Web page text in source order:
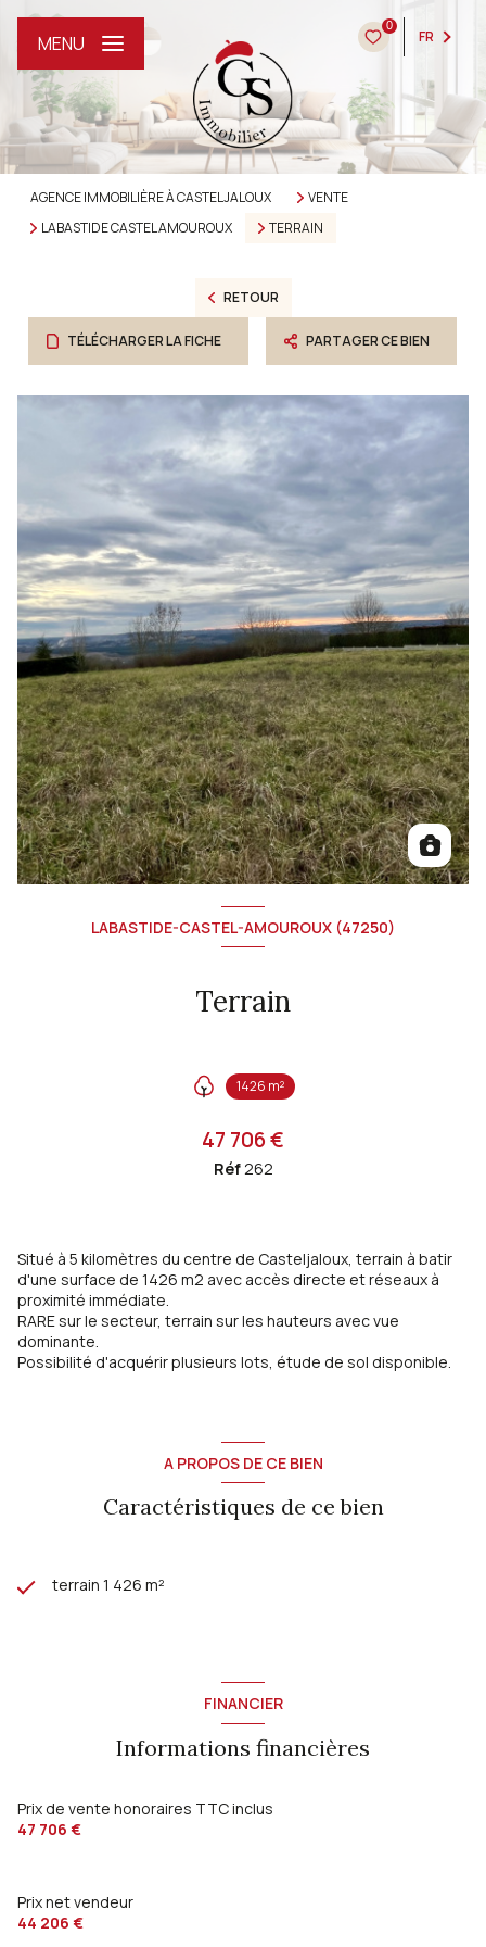
0
FR
MENU
AGENCE IMMOBILIÈRE À CASTELJALOUX
VENTE
LABASTIDE CASTEL AMOUROUX
TERRAIN
RETOUR
TÉLÉCHARGER LA FICHE PARTAGER CE BIEN
LABASTIDE-CASTEL-AMOUROUX (47250)
Terrain
1426 m²
47 706 €
Réf262
Situé à 5 kilomètres du centre de Casteljaloux, terrain à batir
d'une surface de 1426 m2 avec accès directe et réseaux à
proximité immédiate.
RARE sur le secteur, terrain sur les hauteurs avec vue
dominante.
Possibilité d'acquérir plusieurs lots, étude de sol disponible.
A PROPOS DE CE BIEN
Caractéristiques de ce bien
terrain 1 426 m²
FINANCIER
Informations financières
Prix de vente honoraires TTC inclus
47 706 €
Prix net vendeur
44 206 €